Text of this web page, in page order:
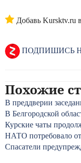
Добавь Kursktv.ru
ПОДПИШИСЬ
Похожие
В преддверии
В Белгородской
Курские чаты
НАТО потребовало
Спасатели